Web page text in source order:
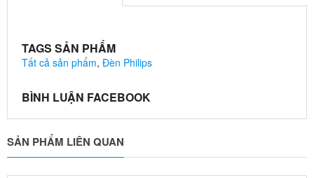
TAGS SẢN PHẨM
Tất cả sản phẩm, Đèn Philips
BÌNH LUẬN FACEBOOK
SẢN PHẨM LIÊN QUAN